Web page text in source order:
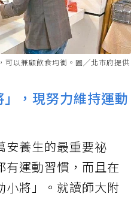
可以兼顧飲食均衡。圖╱北市府提供
，現努力維持運動
安養生的最重要祕
有運動習慣，而且在
小將」。就讀師大附